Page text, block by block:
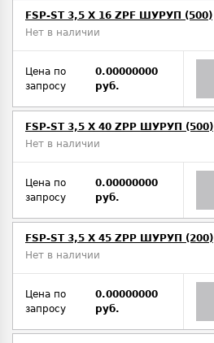
FSP-ST 3,5 X 16 ZPF ШУРУП (500)
Нет в наличии
Цена по
запросу
0.00000000
руб.
FSP-ST 3,5 X 40 ZPP ШУРУП (500)
Нет в наличии
Цена по
запросу
0.00000000
руб.
FSP-ST 3,5 X 45 ZPP ШУРУП (200)
Нет в наличии
Цена по
запросу
0.00000000
руб.